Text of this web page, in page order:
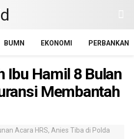
BUMN EKONOMI PERBANKAN
Ibu Hamil 8 Bulan
Membantah